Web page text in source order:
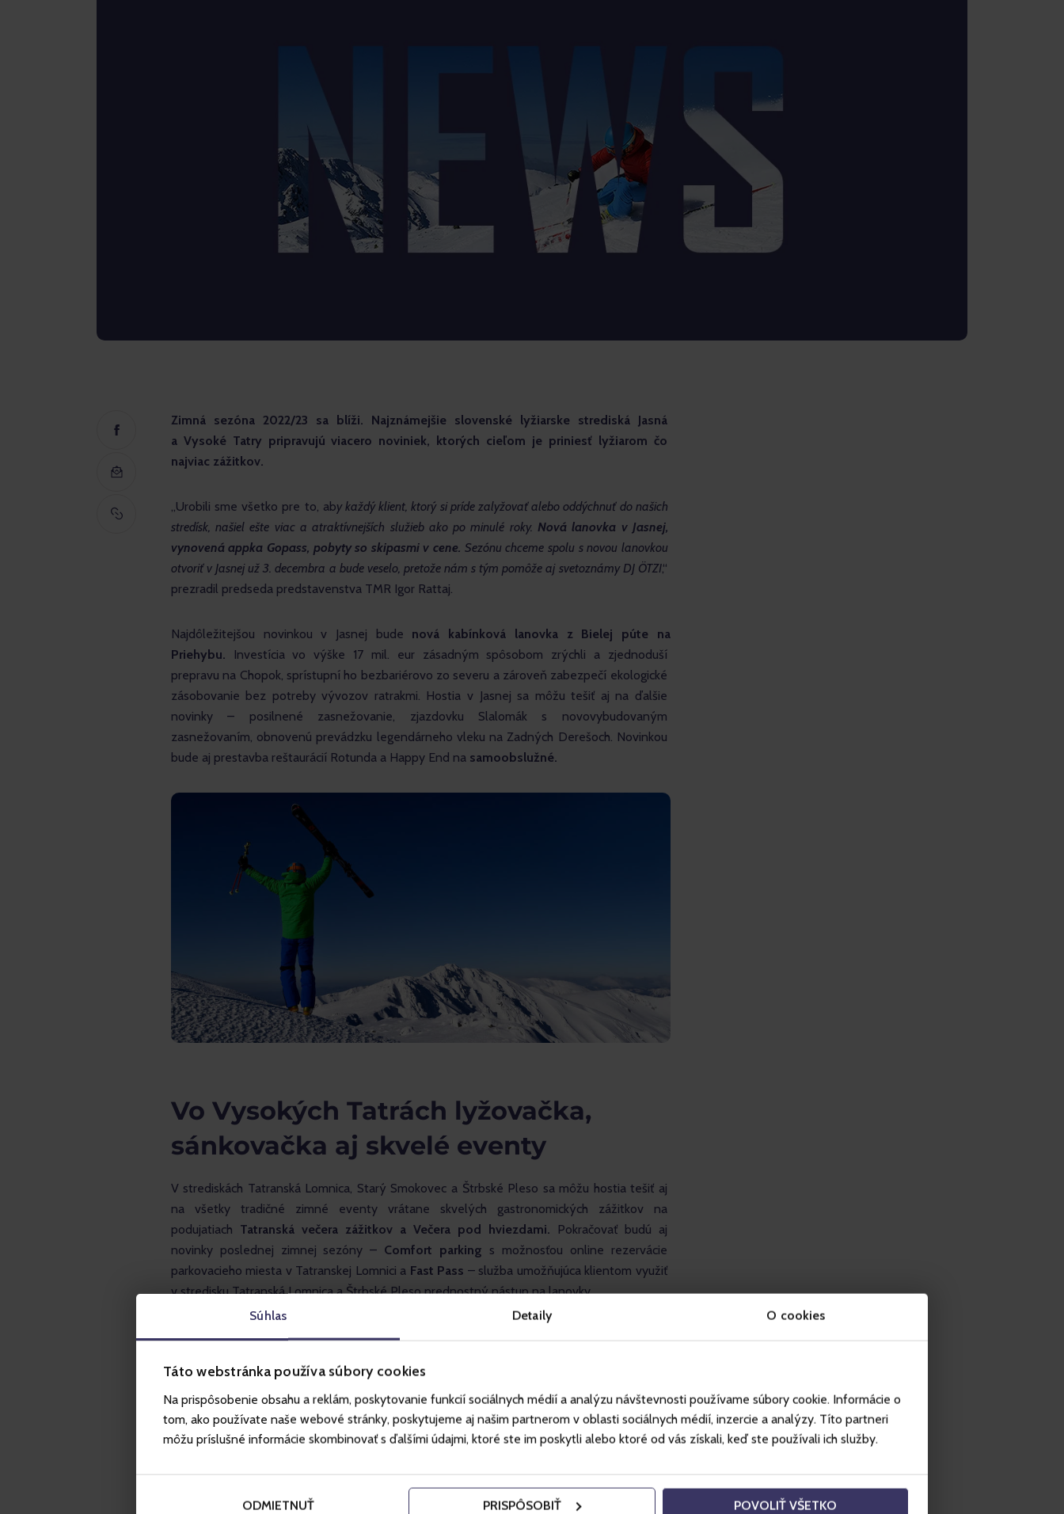
Súhlas Detaily O cookies
Táto webstránka používa súbory cookies
Na prispôsobenie obsahu a reklám, poskytovanie funkcií sociálnych médií a analýzu návštevnosti používame súbory cookie. Informácie o
tom, ako používate naše webové stránky, poskytujeme aj našim partnerom v oblasti sociálnych médií, inzercie a analýzy. Títo partneri
môžu príslušné informácie skombinovať s ďalšími údajmi, ktoré ste im poskytli alebo ktoré od vás získali, keď ste používali ich služby.
ODMIETNUŤ PRISPÔSOBIŤ POVOLIŤ VŠETKO
Zimná sezóna 2022/23 sa blíži. Najznámejšie slovenské lyžiarske strediská Jasná
a Vysoké Tatry pripravujú viacero noviniek, ktorých cieľom je priniesť lyžiarom čo
najviac zážitkov.
„Urobili sme všetko pre to, aby každý klient, ktorý si príde zalyžovať alebo oddýchnuť do našich
stredísk, našiel ešte viac a atraktívnejších služieb ako po minulé roky. Nová lanovka v Jasnej,
vynovená appka Gopass, pobyty so skipasmi v cene. Sezónu chceme spolu s novou lanovkou
otvoriť v Jasnej už 3. decembra a bude veselo, pretože nám s tým pomôže aj svetoznámy DJ ÖTZI,“
prezradil predseda predstavenstva TMR Igor Rattaj.
Najdôležitejšou novinkou v Jasnej bude nová kabínková lanovka z Bielej púte na
Priehybu. Investícia vo výške 17 mil. eur zásadným spôsobom zrýchli a zjednoduší
prepravu na Chopok, sprístupní ho bezbariérovo zo severu a zároveň zabezpečí ekologické
zásobovanie bez potreby vývozov ratrakmi. Hostia v Jasnej sa môžu tešiť aj na ďalšie
novinky – posilnené zasnežovanie, zjazdovku Slalomák s novovybudovaným
zasnežovaním, obnovenú prevádzku legendárneho vleku na Zadných Derešoch. Novinkou
bude aj prestavba reštaurácií Rotunda a Happy End na samoobslužné.
Vo Vysokých Tatrách lyžovačka,
sánkovačka aj skvelé eventy
V strediskách Tatranská Lomnica, Starý Smokovec a Štrbské Pleso sa môžu hostia tešiť aj
na všetky tradičné zimné eventy vrátane skvelých gastronomických zážitkov na
podujatiach Tatranská večera zážitkov a Večera pod hviezdami.
Pokračovať budú aj
novinky poslednej zimnej sezóny – Comfort parking s možnosťou online rezervácie
parkovacieho miesta v Tatranskej Lomnici a Fast Pass – služba umožňujúca klientom využiť
v stredisku Tatranská Lomnica a Štrbské Pleso prednostný nástup na lanovky.